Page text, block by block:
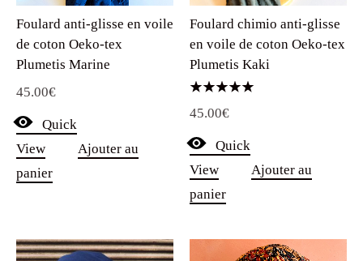
Plumetis Marine
45.00€
Quick
View
panier
Plumetis Kaki
Note
5.00
sur 5
45.00€
Quick
View
panier